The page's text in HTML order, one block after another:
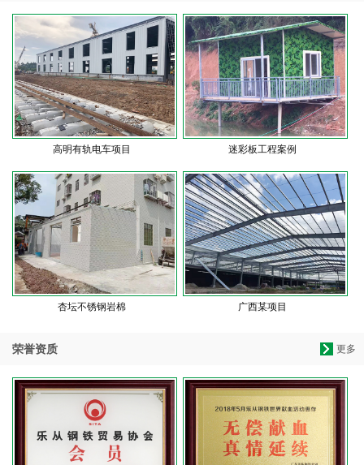
高明有轨电车项目 迷彩板工程案例
杏坛不锈钢岩棉 广西某项目
更多
荣誉资质